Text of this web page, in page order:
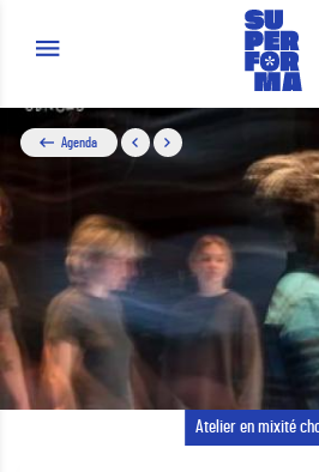
Aller au contenu
Agenda
Atelier en mixité